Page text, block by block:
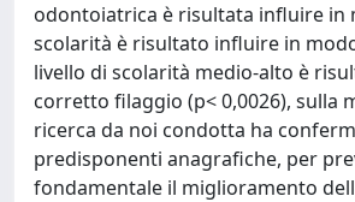
odontoiatrica è risultata influire in
scolarità è risultato influire in
livello di scolarità medio-alto è
corretto filaggio (p< 0,0026), sulla
ricerca da noi condotta ha
predisponenti anagrafiche, per
fondamentale il miglioramento